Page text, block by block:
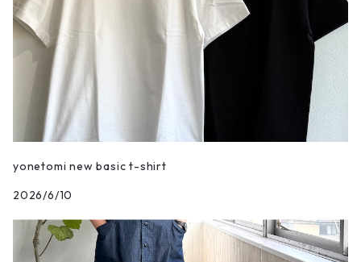
MIRKO BUFFINI/ミルコブッフィーニ
BRADOR/ブラドール
COOHEM/コーヘン
yonetomi new basic t-shirt
2026/6/10